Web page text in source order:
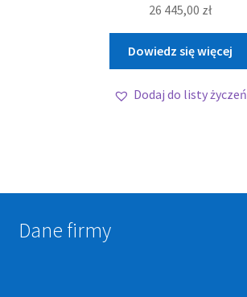
26 445,00 zł
Dowiedz się więcej
Dodaj do listy życzeń
Dane firmy